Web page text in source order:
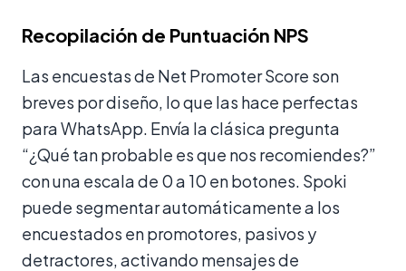
Recopilación de Puntuación NPS
Las encuestas de Net Promoter Score son
breves por diseño, lo que las hace perfectas
para WhatsApp. Envía la clásica pregunta
“¿Qué tan probable es que nos recomiendes?”
con una escala de 0 a 10 en botones. Spoki
puede segmentar automáticamente a los
encuestados en promotores, pasivos y
detractores, activando mensajes de